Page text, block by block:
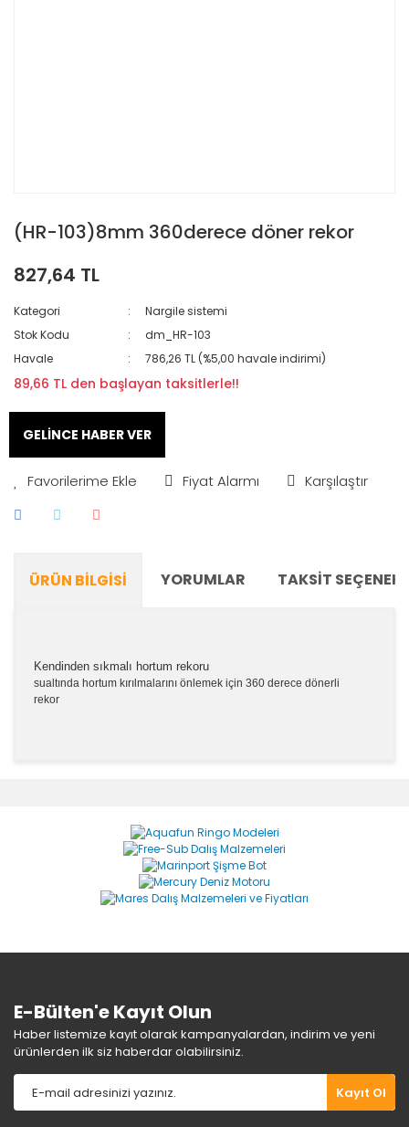
(HR-103)8mm 360derece döner rekor
827,64 TL
Kategori
Nargile sistemi
Stok Kodu
dm_HR-103
Havale
786,26 TL (%5,00 havale indirimi)
89,66 TL den başlayan taksitlerle!!
GELİNCE HABER VER
Fiyat Alarmı Karşılaştır
ÜRÜN BILGISI YORUMLAR TAKSIT
Kendinden sıkmalı hortum rekoru
sualtında hortum kırılmalarını önlemek için 360 derece dönerli
rekor
Yorum Yaz
Ürün resmi kalitesiz, bozuk veya görüntülenemiyor.
Ürün açıklamasında eksik bilgiler bulunuyor.
Ürün bilgilerinde hatalar bulunuyor.
E-Bülten'e Kayıt Olun
Haber listemize kayıt olarak kampanyalardan, indirim ve yeni
ürünlerden ilk siz haberdar olabilirsiniz.
Kayıt Ol